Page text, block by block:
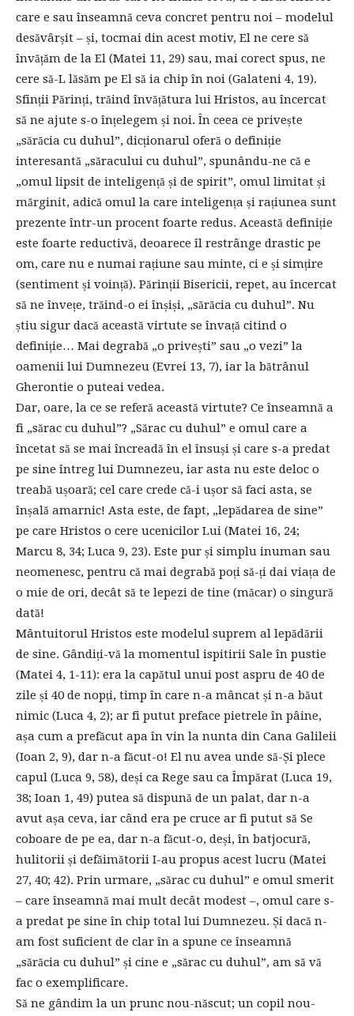
care e sau înseamnă ceva concret pentru noi – modelul
desăvârșit – și, tocmai din acest motiv, El ne cere să
învățăm de la El (Matei 11, 29) sau, mai corect spus, ne
cere să-L lăsăm pe El să ia chip în noi (Galateni 4, 19).
Sfinții Părinți, trăind învățătura lui Hristos, au încercat
să ne ajute s-o înțelegem și noi. În ceea ce privește
„sărăcia cu duhul”, dicționarul oferă o definiție
interesantă „săracului cu duhul”, spunându-ne că e
„omul lipsit de inteligență și de spirit”, omul limitat și
mărginit, adică omul la care inteligența și rațiunea sunt
prezente într-un procent foarte redus. Această definiție
este foarte reductivă, deoarece îl restrânge drastic pe
om, care nu e numai rațiune sau minte, ci e și simțire
(sentiment și voință). Părinții Bisericii, repet, au încercat
să ne învețe, trăind-o ei înșiși, „sărăcia cu duhul”. Nu
știu sigur dacă această virtute se învață citind o
definiție… Mai degrabă „o privești” sau „o vezi” la
oamenii lui Dumnezeu (Evrei 13, 7), iar la bătrânul
Gherontie o puteai vedea.
Dar, oare, la ce se referă această virtute? Ce înseamnă a
fi „sărac cu duhul”? „Sărac cu duhul” e omul care a
încetat să se mai încreadă în el însuși și care s-a predat
pe sine întreg lui Dumnezeu, iar asta nu este deloc o
treabă ușoară; cel care crede că-i ușor să faci asta, se
înșală amarnic! Asta este, de fapt, „lepădarea de sine”
pe care Hristos o cere ucenicilor Lui (Matei 16, 24;
Marcu 8, 34; Luca 9, 23). Este pur și simplu inuman sau
neomenesc, pentru că mai degrabă poți să-ți dai viața de
o mie de ori, decât să te lepezi de tine (măcar) o singură
dată!
Mântuitorul Hristos este modelul suprem al lepădării
de sine. Gândiți-vă la momentul ispitirii Sale în pustie
(Matei 4, 1-11): era la capătul unui post aspru de 40 de
zile și 40 de nopți, timp în care n-a mâncat și n-a băut
nimic (Luca 4, 2); ar fi putut preface pietrele în pâine,
așa cum a prefăcut apa în vin la nunta din Cana Galileii
(Ioan 2, 9), dar n-a făcut-o! El nu avea unde să-Și plece
capul (Luca 9, 58), deși ca Rege sau ca Împărat (Luca 19,
38; Ioan 1, 49) putea să dispună de un palat, dar n-a
avut așa ceva, iar când era pe cruce ar fi putut să Se
coboare de pe ea, dar n-a făcut-o, deși, în batjocură,
hulitorii și defăimătorii I-au propus acest lucru (Matei
27, 40; 42). Prin urmare, „sărac cu duhul” e omul smerit
– care înseamnă mai mult decât modest –, omul care s-
a predat pe sine în chip total lui Dumnezeu. Și dacă n-
am fost suficient de clar în a spune ce înseamnă
„sărăcia cu duhul” și cine e „sărac cu duhul”, am să vă
fac o exemplificare.
Să ne gândim la un prunc nou-născut; un copil nou-